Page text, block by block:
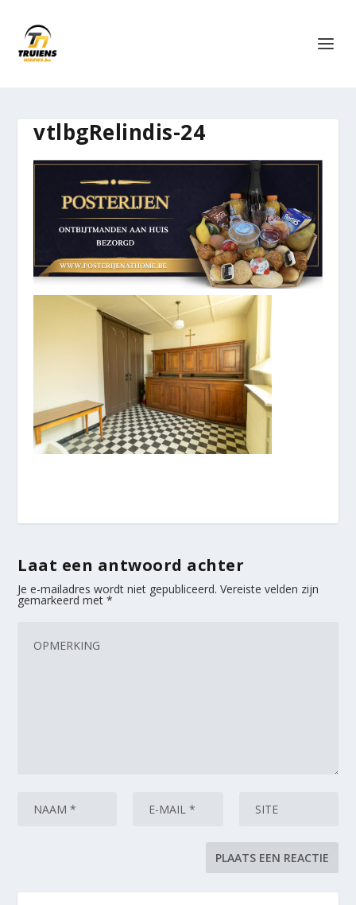
vtlbgRelindis-24
Laat een antwoord achter
Je e-mailadres wordt niet gepubliceerd. Vereiste velden zijn
gemarkeerd met*